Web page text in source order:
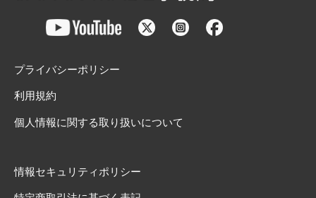
プライバシーポリシー
利用規約
個人情報に関する取り扱いについて
情報セキュリティポリシー